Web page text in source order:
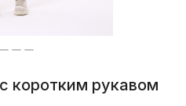
коротким рукавом